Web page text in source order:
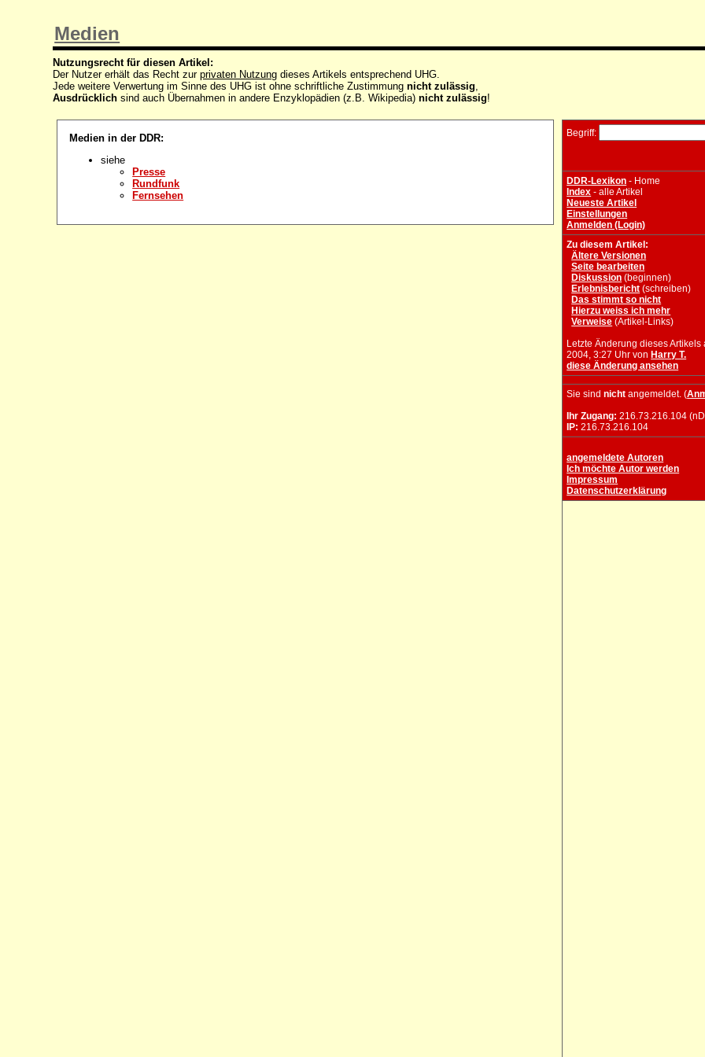
Medien
Nutzungsrecht für diesen Artikel:
Der Nutzer erhält das Recht zurprivaten Nutzung dieses Artikels entsprechend UHG.
Jede weitere Verwertung im Sinne des UHG ist ohne schriftliche Zustimmungnicht zulässig
Ausdrücklich sind auch Übernahmen in andere Enzyklopädien (z.B. Wikipedia)nicht zulässig!
Medien in der DDR:
siehe
Presse
Rundfunk
Fernsehen
Begriff:
DDR-Lexikon - Home
Index - alle Artikel
Neueste Artikel
Einstellungen
Anmelden (Login)
Zu diesem Artikel:
Ältere Versionen
Seite bearbeiten
Diskussion (beginnen)
Erlebnisbericht (schreiben)
Das stimmt so nicht
Hierzu weiss ich mehr
Verweise (Artikel-Links)
Letzte Änderung dieses Artikels
2004, 3:27 Uhr vonHarry T.
diese Änderung ansehen
Sie sindnicht angemeldet. (
Ihr Zugang: 216.73.216.104
IP: 216.73.216.104
angemeldete Autoren
Ich möchte Autor werden
Impressum
Datenschutzerklärung